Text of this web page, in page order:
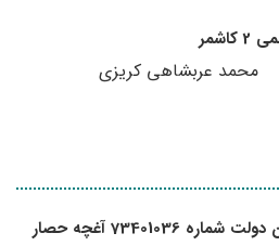
محمد عربشاهی کریزی
73401036 آغچه حصار